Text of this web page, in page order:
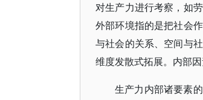
对生产力进行考察，如
外部环境指的是把社会
与社会的关系、空间与
维度发散式拓展。内部
生产力内部诸要素